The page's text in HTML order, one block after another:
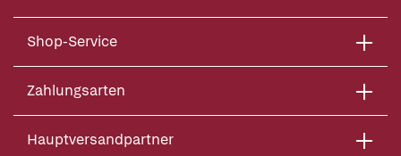
Shop-Service
Zahlungsarten
Hauptversandpartner